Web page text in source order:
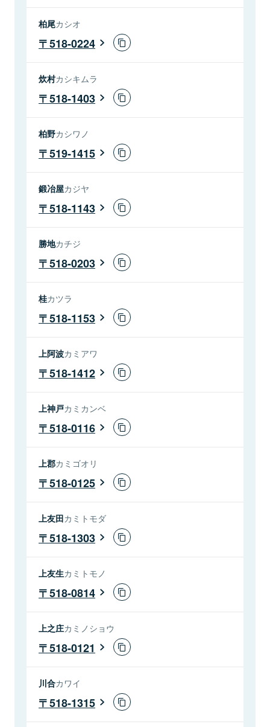
柏尾カシオ
518-0224
炊村カシキムラ
518-1403
柏野カシワノ
519-1415
鍛冶屋カジヤ
518-1143
勝地カチジ
518-0203
桂カツラ
518-1153
上阿波カミアワ
518-1412
上神戸カミカンベ
518-0116
上郡カミゴオリ
518-0125
上友田カミトモダ
518-1303
上友生カミトモノ
518-0814
上之庄カミノショウ
518-0121
川合カワイ
518-1315